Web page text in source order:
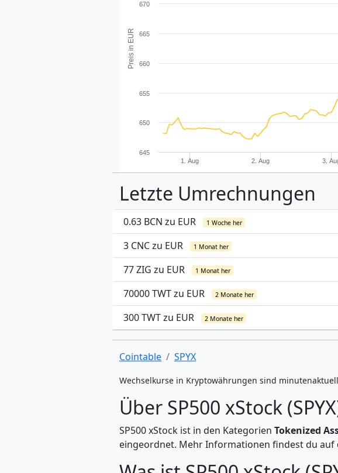
Preis in EUR
1. Aug 2. Aug 3.
645
650
655
660
665
670
Letzte Umrechnungen
0.63 BCN zu EUR 1 Woche her
3 CNC zu EUR 1 Monat her
77 ZIG zu EUR 1 Monat her
70000 TWT zu EUR 2 Monate her
300 TWT zu EUR 2 Monate her
Cointable SPYX
Wechselkurse in Kryptowährungen sind
Über SP500 xStock
SP500 xStock ist in den Kategorien Tokenized
eingeordnet. Mehr Informationen findest du auf